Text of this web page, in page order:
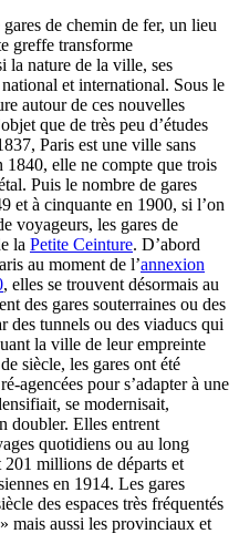
de chemin de fer, un lieu
greffe transforme
la nature de la ville, ses
et international. Sous le
autour de ces nouvelles
que de très peu d’études
Paris est une ville sans
elle ne compte que trois
Puis le nombre de gares
et à cinquante en 1900, si l’on
voyageurs, les gares de
la Petite Ceinture. D’abord
au moment de l’annexion
, elles se trouvent désormais au
des gares souterraines ou des
des tunnels ou des viaducs qui
la ville de leur empreinte
siècle, les gares ont été
agencées pour s’adapter à une
se modernisait,
doubler. Elles entrent
quotidiens ou au long
millions de départs et
en 1914. Les gares
des espaces très fréquentés
mais aussi les provinciaux et